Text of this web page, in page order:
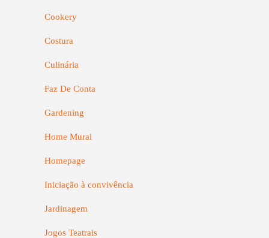
Cookery
Costura
Culinária
Faz De Conta
Gardening
Home Mural
Homepage
Iniciação à convivência
Jardinagem
Jogos Teatrais